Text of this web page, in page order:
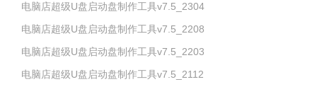
电脑店超级U盘启动盘制作工具v7.5_2304
电脑店超级U盘启动盘制作工具v7.5_2208
电脑店超级U盘启动盘制作工具v7.5_2203
电脑店超级U盘启动盘制作工具v7.5_2112